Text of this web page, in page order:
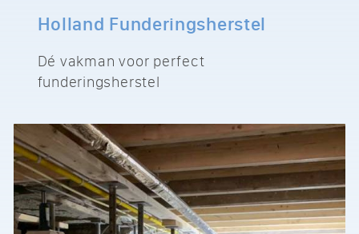
Holland Funderingsherstel
Dé vakman voor perfect
funderingsherstel